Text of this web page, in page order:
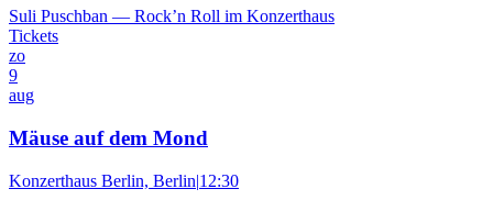
Suli Puschban — Rock’n Roll im Konzerthaus
Tickets
zo
9
aug
Mäuse auf dem Mond
Konzerthaus Berlin, Berlin|12:30